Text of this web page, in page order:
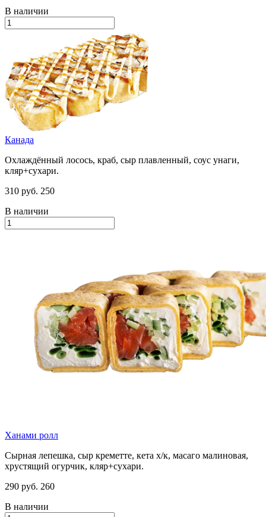
В наличии
Канада
Охлаждённый лосось, краб, сыр плавленный, соус унаги,
кляр+сухари.
310 руб. 250
В наличии
Ханами ролл
Сырная лепешка, сыр креметте, кета х/к, масаго малиновая,
хрустящий огурчик, кляр+сухари.
290 руб. 260
В наличии